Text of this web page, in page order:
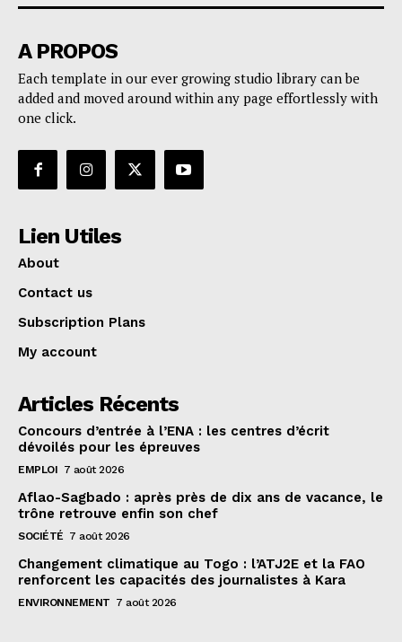
A PROPOS
Each template in our ever growing studio library can be
added and moved around within any page effortlessly with
one click.
Lien Utiles
About
Contact us
Subscription Plans
My account
Articles Récents
Concours d’entrée à l’ENA : les centres d’écrit
dévoilés pour les épreuves
EMPLOI 7 août 2026
Aflao-Sagbado : après près de dix ans de vacance, le
trône retrouve enfin son chef
SOCIÉTÉ 7 août 2026
Changement climatique au Togo : l’ATJ2E et la FAO
renforcent les capacités des journalistes à Kara
ENVIRONNEMENT 7 août 2026